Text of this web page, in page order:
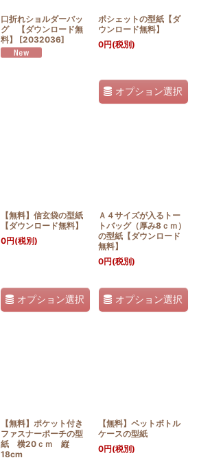
口折れショルダーバッ
グ 【ダウンロード無
料】
[2032036]
ポシェットの型紙【ダ
ウンロード無料】
0円(税別)
オプション選択
【無料】信玄袋の型紙
【ダウンロード無料】
0円(税別)
オプション選択
Ａ４サイズが入るトー
トバッグ（厚み8ｃｍ）
の型紙【ダウンロード
無料】
0円(税別)
オプション選択
【無料】ポケット付き
ファスナーポーチの型
紙 横20ｃｍ 縦
18cm
【無料】ペットボトル
ケースの型紙
0円(税別)